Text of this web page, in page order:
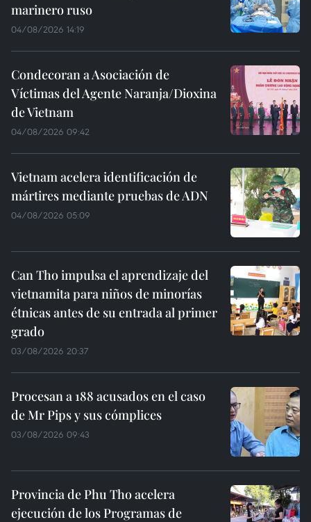
marinero ruso
04/08/2026 14:19
Condecoran a Asociación de
Víctimas del Agente Naranja/Dioxina
de Vietnam
04/08/2026 09:42
Vietnam acelera identificación de
mártires mediante pruebas de ADN
04/08/2026 05:09
Can Tho impulsa el aprendizaje del
vietnamita para niños de minorías
étnicas antes de su entrada al primer
grado
03/08/2026 20:37
Procesan a 188 acusados en el caso
de Mr Pips y sus cómplices
03/08/2026 09:43
Provincia de Phu Tho acelera
ejecución de los Programas de